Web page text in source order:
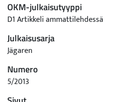
OKM-julkaisutyyppi
D1 Artikkeli ammattilehdessä
Julkaisusarja
Jägaren
Numero
5/2013